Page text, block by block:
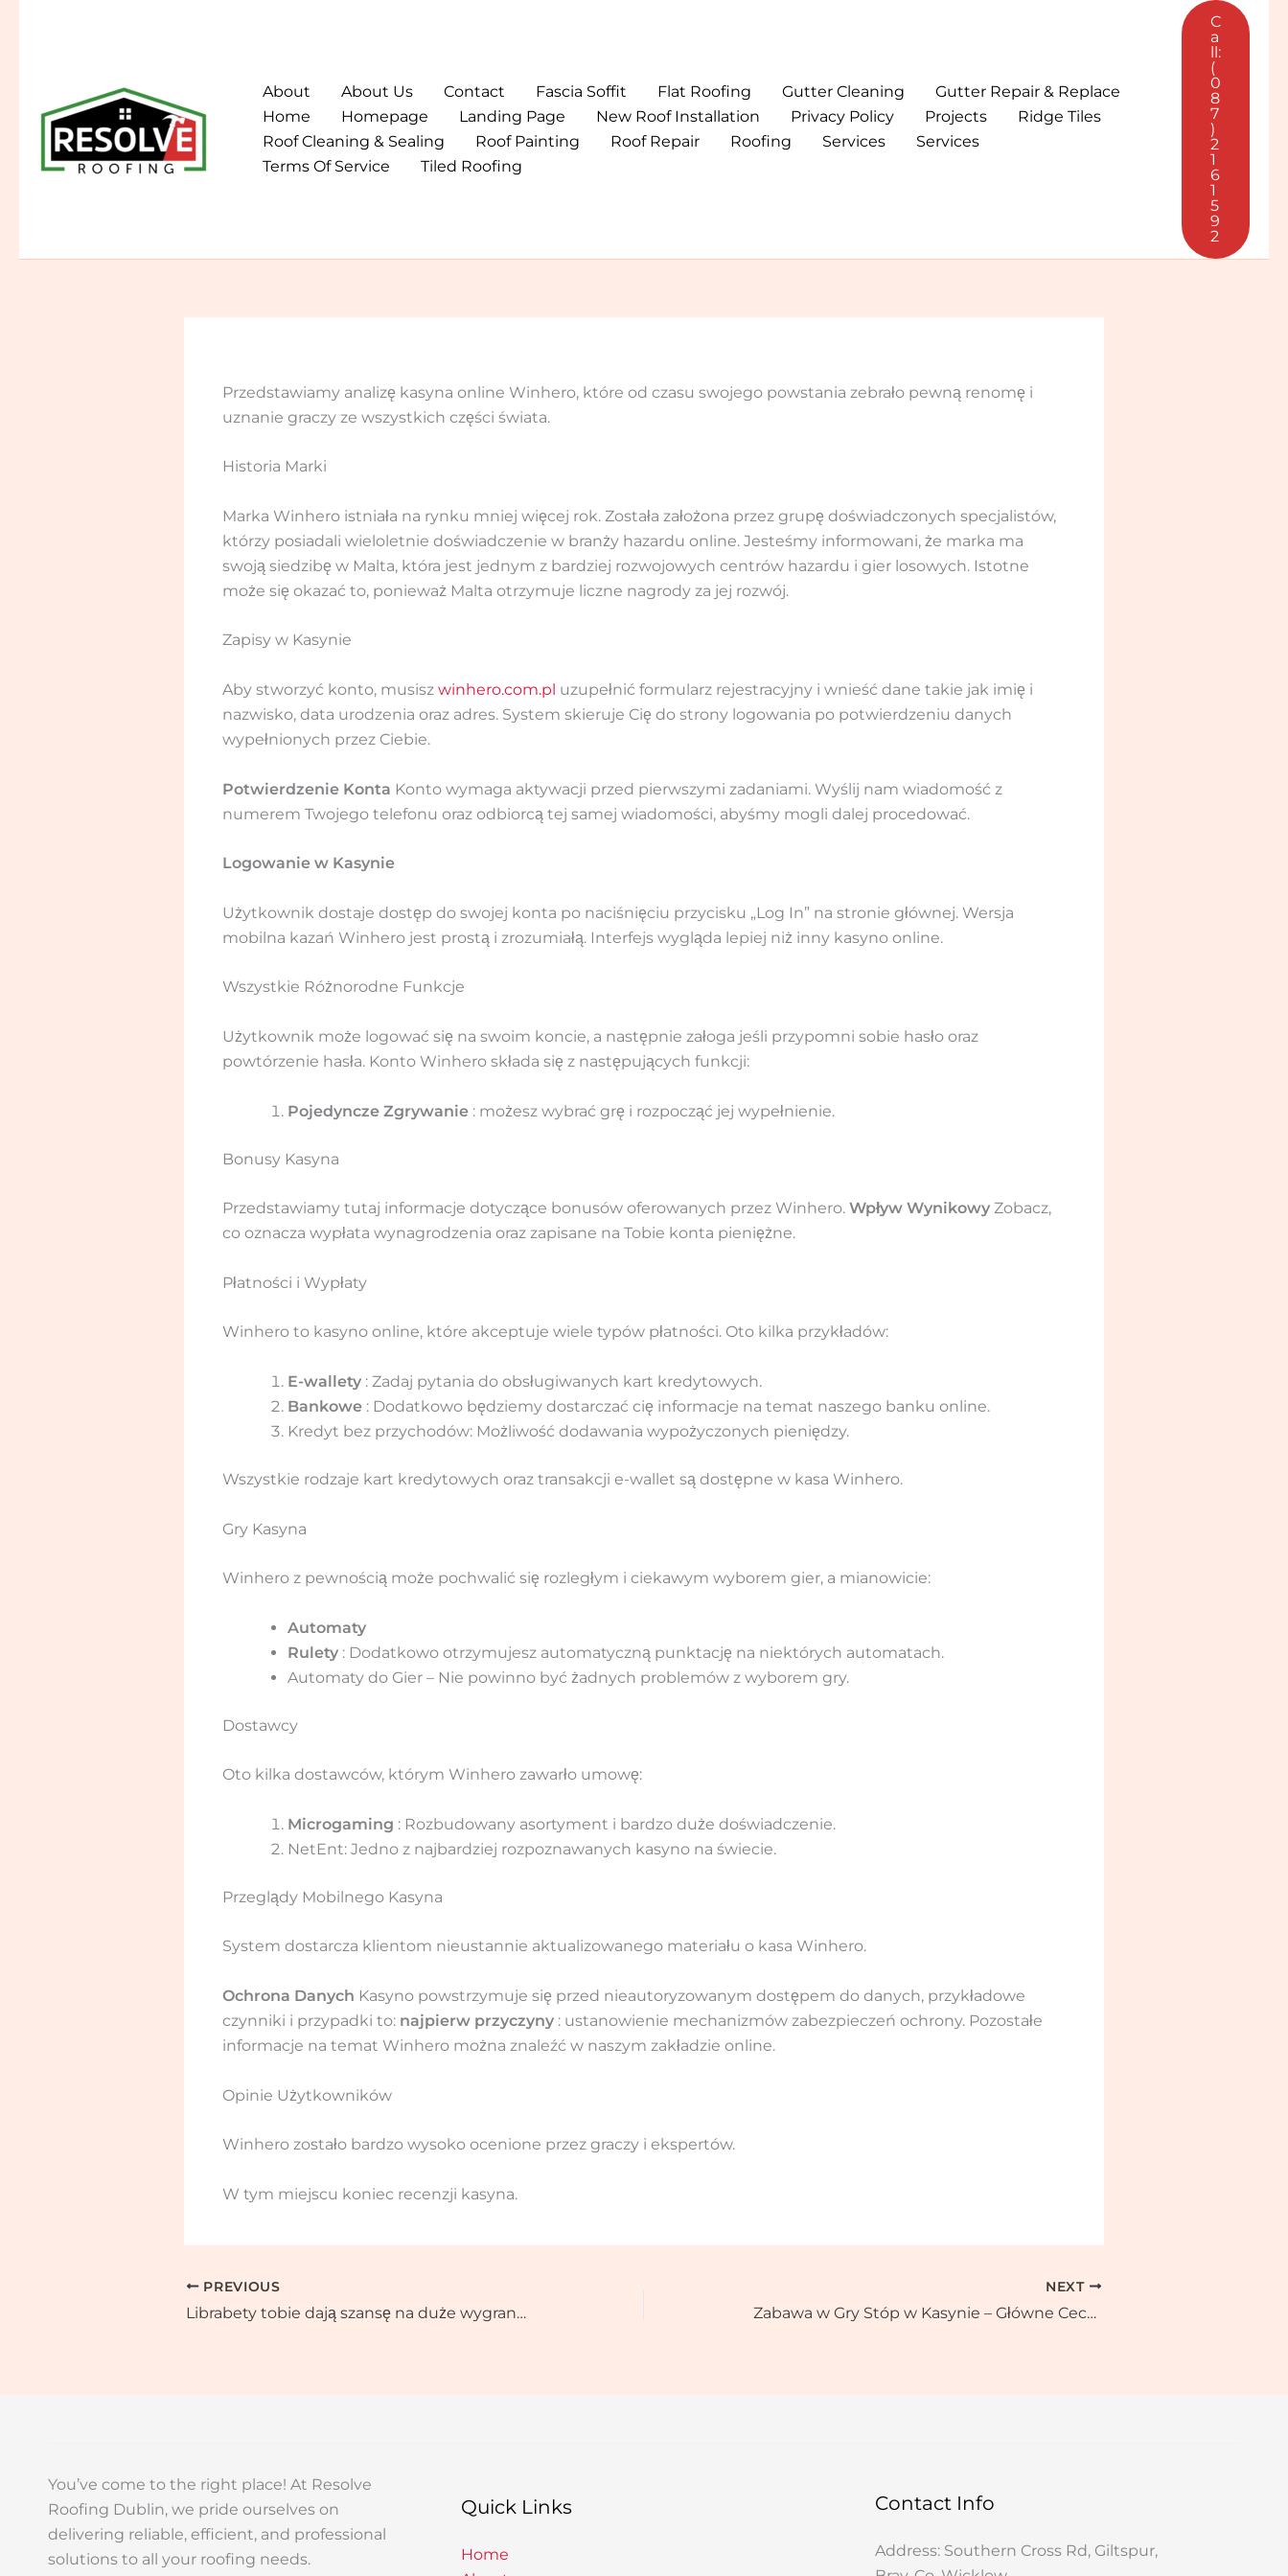
About
About Us Contact Fascia Soffit Flat Roofing Gutter Cleaning
Gutter Repair & Replace
Home
Homepage Landing Page New Roof Installation Privacy Policy Projects
Ridge Tiles
Roof Cleaning & Sealing
Roof Painting Roof Repair Roofing Services
Services
Terms Of Service
Tiled Roofing
C
a
ll:
(
0
8
7
)
2
1
6
1
5
9
2
Przedstawiamy analizę kasyna online Winhero, które od czasu swojego powstania zebrało pewną renomę i
uznanie graczy ze wszystkich części świata.
Historia Marki
Marka Winhero istniała na rynku mniej więcej rok. Została założona przez grupę doświadczonych specjalistów,
którzy posiadali wieloletnie doświadczenie w branży hazardu online. Jesteśmy informowani, że marka ma
swoją siedzibę w Malta, która jest jednym z bardziej rozwojowych centrów hazardu i gier losowych. Istotne
może się okazać to, ponieważ Malta otrzymuje liczne nagrody za jej rozwój.
Zapisy w Kasynie
Aby stworzyć konto, musisz winhero.com.pl uzupełnić formularz rejestracyjny i wnieść dane takie jak imię i
nazwisko, data urodzenia oraz adres. System skieruje Cię do strony logowania po potwierdzeniu danych
wypełnionych przez Ciebie.
Potwierdzenie Konta Konto wymaga aktywacji przed pierwszymi zadaniami. Wyślij nam wiadomość z
numerem Twojego telefonu oraz odbiorcą tej samej wiadomości, abyśmy mogli dalej procedować.
Logowanie w Kasynie
Użytkownik dostaje dostęp do swojej konta po naciśnięciu przycisku „Log In” na stronie głównej. Wersja
mobilna kazań Winhero jest prostą i zrozumiałą. Interfejs wygląda lepiej niż inny kasyno online.
Wszystkie Różnorodne Funkcje
Użytkownik może logować się na swoim koncie, a następnie załoga jeśli przypomni sobie hasło oraz
powtórzenie hasła. Konto Winhero składa się z następujących funkcji:
Pojedyncze Zgrywanie : możesz wybrać grę i rozpocząć jej wypełnienie.
Bonusy Kasyna
Przedstawiamy tutaj informacje dotyczące bonusów oferowanych przez Winhero. Wpływ Wynikowy Zobacz,
co oznacza wypłata wynagrodzenia oraz zapisane na Tobie konta pieniężne.
Płatności i Wypłaty
Winhero to kasyno online, które akceptuje wiele typów płatności. Oto kilka przykładów:
E-wallety : Zadaj pytania do obsługiwanych kart kredytowych.
Bankowe : Dodatkowo będziemy dostarczać cię informacje na temat naszego banku online.
Kredyt bez przychodów: Możliwość dodawania wypożyczonych pieniędzy.
Wszystkie rodzaje kart kredytowych oraz transakcji e-wallet są dostępne w kasa Winhero.
Gry Kasyna
Winhero z pewnością może pochwalić się rozległym i ciekawym wyborem gier, a mianowicie:
Automaty
Rulety : Dodatkowo otrzymujesz automatyczną punktację na niektórych automatach.
Automaty do Gier – Nie powinno być żadnych problemów z wyborem gry.
Dostawcy
Oto kilka dostawców, którym Winhero zawarło umowę:
Microgaming : Rozbudowany asortyment i bardzo duże doświadczenie.
NetEnt: Jedno z najbardziej rozpoznawanych kasyno na świecie.
Przeglądy Mobilnego Kasyna
System dostarcza klientom nieustannie aktualizowanego materiału o kasa Winhero.
Ochrona Danych Kasyno powstrzymuje się przed nieautoryzowanym dostępem do danych, przykładowe
czynniki i przypadki to: najpierw przyczyny : ustanowienie mechanizmów zabezpieczeń ochrony. Pozostałe
informacje na temat Winhero można znaleźć w naszym zakładzie online.
Opinie Użytkowników
Winhero zostało bardzo wysoko ocenione przez graczy i ekspertów.
W tym miejscu koniec recenzji kasyna.
PREVIOUS
Librabety tobie dają szansę na duże wygrane z każdym spinem.
NEXT
Zabawa w Gry Stóp w Kasynie – Główne Cechy Automatu Zamieszania
You’ve come to the right place! At Resolve
Roofing Dublin, we pride ourselves on
delivering reliable, efficient, and professional
solutions to all your roofing needs.
Quick Links
Home
Contact Info
Address: Southern Cross Rd, Giltspur,